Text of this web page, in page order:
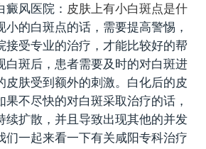
癜风医院： 皮肤上有小白斑点是什
小的白斑点的话，需要提高警惕，
接受专业的治疗，才能比较好的帮
白斑后，患者需要及时的对白斑进
皮肤受到额外的刺激。白化后的皮
果不尽快的对白斑采取治疗的话，
续扩散，并且导致出现其他的并发
们一起来看一下有关咸阳专科治疗